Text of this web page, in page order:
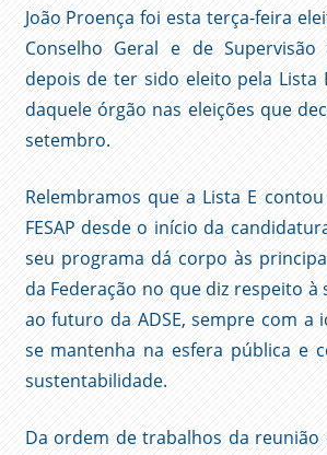
João Proença foi esta terça-feira
Conselho Geral e de Supervisão
depois de ter sido eleito pela Lista
daquele órgão nas eleições que
setembro.
Relembramos que a Lista E
FESAP desde o início da
seu programa dá corpo às
da Federação no que diz respeito à
ao futuro da ADSE, sempre com a
se mantenha na esfera pública e
sustentabilidade.
Da ordem de trabalhos da reunião